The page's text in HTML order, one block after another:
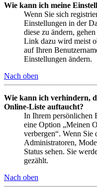
Wie kann ich meine
Wenn Sie sich
Einstellungen in der
diese zu ändern,
Link dazu wird meist
auf Ihren
Einstellungen ändern.
Nach oben
Wie kann ich verhindern,
Online-Liste auftaucht?
In Ihrem persönlichen
eine Option „Meinen
verbergen“. Wenn Sie
Administratoren,
Status sehen. Sie
gezählt.
Nach oben